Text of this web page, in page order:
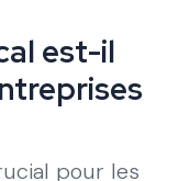
est-il
pour les